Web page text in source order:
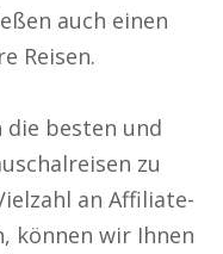
auch einen
Reisen.
die besten und
zu
an Affiliate-
können wir Ihnen